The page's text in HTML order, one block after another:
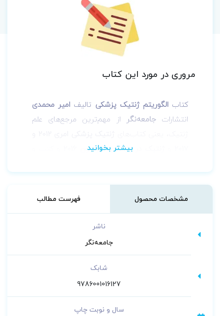
مروری در مورد این کتاب
کتاب الگوریتم ژنتیک پزشکی تالیف امیر محمدی
انتشاراتجامعه‌نگر از مهم‌ترین مرجع‌های علم
ژنتیک در پزشکی تامپسون 2016
کارشناسی ارشد و دکتری در رشته‌های ژنتیک
پزشکی، ژنتیک مولکولی، ایمنی شناسی، بیوشیمی،
بیوتکنولوژی و نانوتکنولوژیتوصیه می کنم.
مشخصات محصول فهرست مطالب
ناشر
جامعه‌نگر
شابک
9786001016127
سال و نوبت چاپ